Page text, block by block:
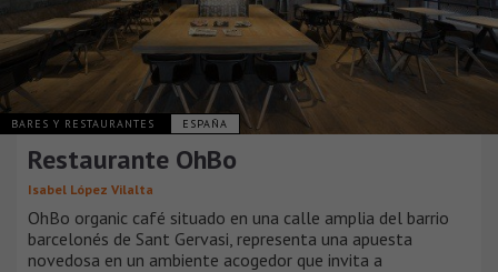
BARES Y RESTAURANTES ESPAÑA
Restaurante OhBo
Isabel López Vilalta
OhBo organic café situado en una calle amplia del barrio
barcelonés de Sant Gervasi, representa una apuesta
novedosa en un ambiente acogedor que invita a